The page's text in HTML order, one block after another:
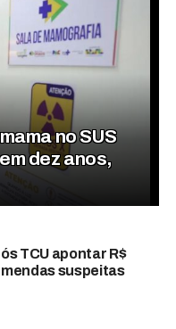
no SUS
dez anos,
TCU apontar R$
suspeitas